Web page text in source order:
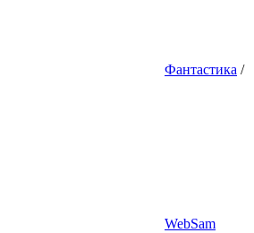
Фантастика /
WebSam